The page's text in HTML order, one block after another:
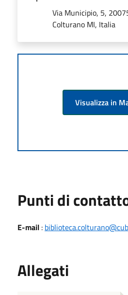
Via Municipio, 5,
Colturano MI, Italia
Visualizza in
Punti di
E-mail :
Allegati